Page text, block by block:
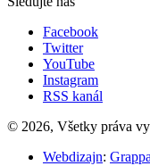
Facebook
Twitter
YouTube
Instagram
RSS kanál
© 2026, Všetky práva
Webdizajn: